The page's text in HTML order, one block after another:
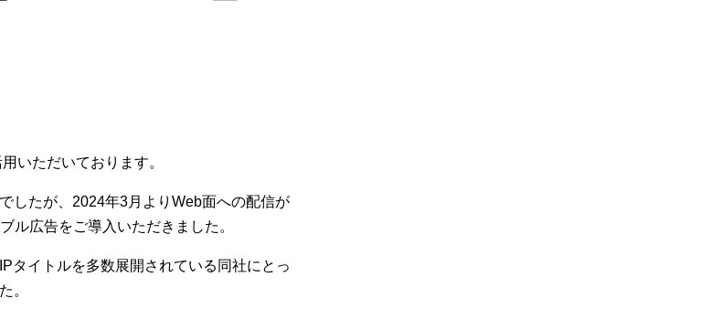
いただいております。
したが、2024年3月よりWeb面への配信が
ル広告をご導入いただきました。
タイトルを多数展開されている同社にとっ
。